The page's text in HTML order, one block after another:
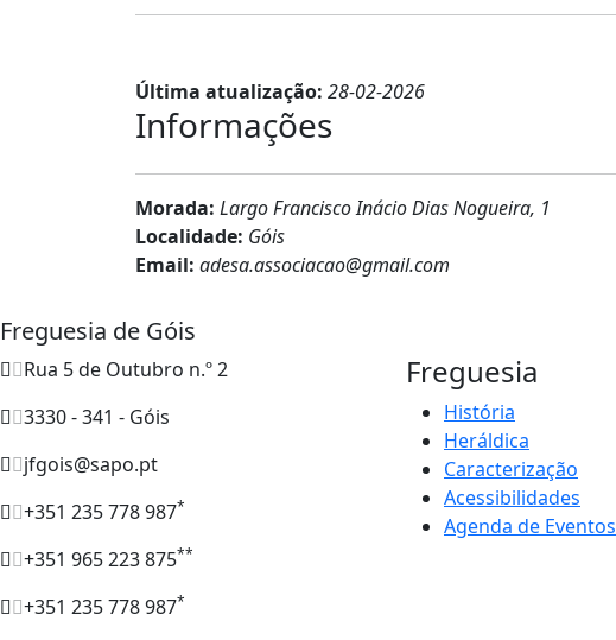
Última atualização: 28-02-2026
Informações
Morada: Largo Francisco Inácio Dias Nogueira, 1
Localidade: Góis
Email: adesa.associacao@gmail.com
Freguesia de Góis
Rua 5 de Outubro n.º 2
3330 - 341 - Góis
jfgois@sapo.pt
+351 235 778 987*
+351 965 223 875**
+351 235 778 987*
Freguesia
História
Heráldica
Caracterização
Acessibilidades
Agenda de Eventos